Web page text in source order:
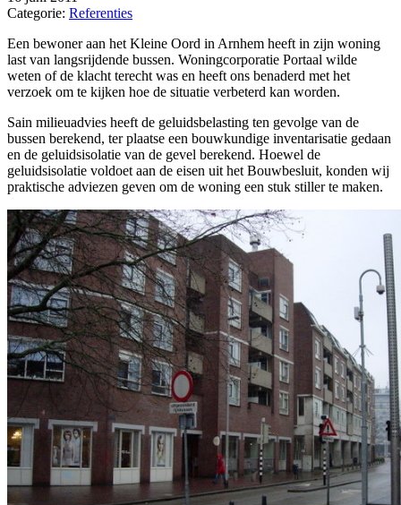
Categorie: Referenties
Een bewoner aan het Kleine Oord in Arnhem heeft in zijn woning
last van langsrijdende bussen. Woningcorporatie Portaal wilde
weten of de klacht terecht was en heeft ons benaderd met het
verzoek om te kijken hoe de situatie verbeterd kan worden.
Sain milieuadvies heeft de geluidsbelasting ten gevolge van de
bussen berekend, ter plaatse een bouwkundige inventarisatie gedaan
en de geluidsisolatie van de gevel berekend. Hoewel de
geluidsisolatie voldoet aan de eisen uit het Bouwbesluit, konden wij
praktische adviezen geven om de woning een stuk stiller te maken.